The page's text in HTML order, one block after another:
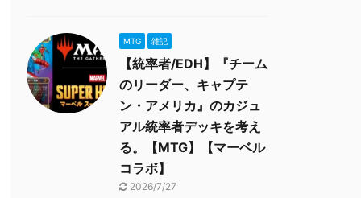
MTG 雑記
【統率者/EDH】『チーム
のリーダー、キャプテ
ン・アメリカ』のカジュ
アル統率者デッキを考え
る。【MTG】【マーベル
コラボ】
2026/7/27